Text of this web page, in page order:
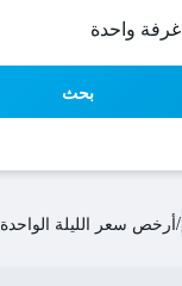
بحث
/أرخص سعر الليلة الواحدة